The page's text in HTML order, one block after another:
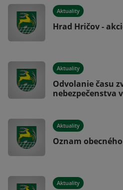
Aktuality
Hrad Hričov -
Aktuality
Odvolanie času
nebezpečenstva
Aktuality
Oznam
Aktuality